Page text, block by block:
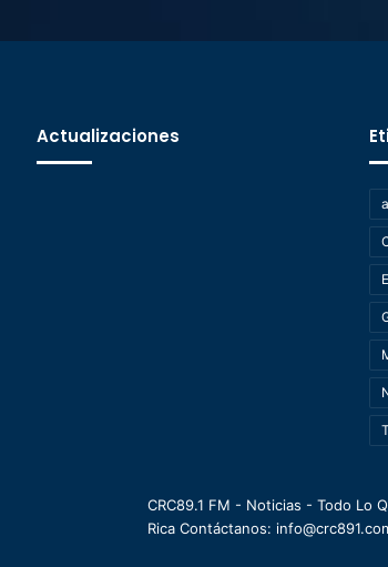
Actualizaciones
CRC89.1 FM - Noticias - Todo Lo
Rica Contáctanos: